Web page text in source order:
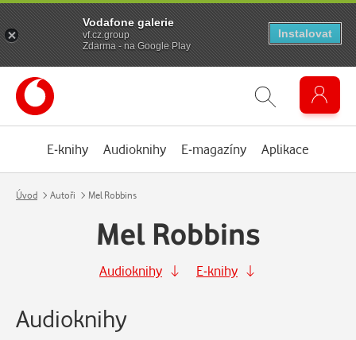
E-knihy Audioknihy E-magazíny Aplikace
Úvod Autoři Mel Robbins
Mel Robbins
Audioknihy E-knihy
Audioknihy
Vodafone galerie
vf.cz.group
Zdarma - na Google Play
Instalovat